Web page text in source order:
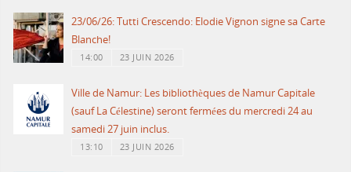
23/06/26: Tutti Crescendo: Elodie Vignon signe sa Carte
Blanche!
14:00 23 JUIN 2026
Ville de Namur: Les bibliothèques de Namur Capitale
(sauf La Célestine) seront fermées du mercredi 24 au
samedi 27 juin inclus.
13:10 23 JUIN 2026